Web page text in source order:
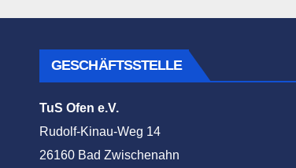
GESCHÄFTSSTELLE
TuS Ofen e.V.
Rudolf-Kinau-Weg 14
26160 Bad Zwischenahn